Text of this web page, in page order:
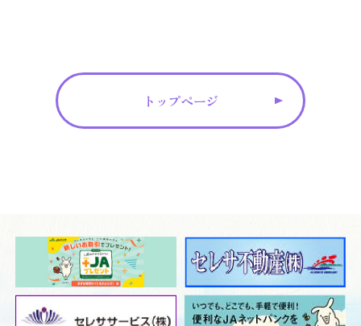
トップページ